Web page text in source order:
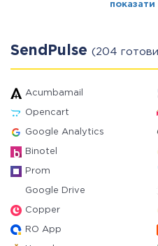
показати
SendPulse (204
Acumbamail
Opencart
Google Analytics
Binotel
Prom
Google Drive
Copper
RO App